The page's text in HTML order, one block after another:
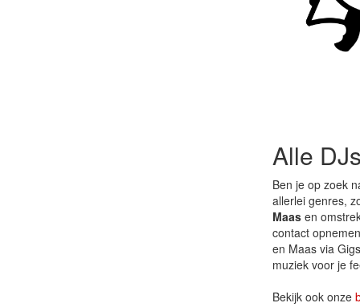
Alle
Ben je op zoek
allerlei genres,
Maas en
contact
en Maas via
muziek voor je
Bekijk ook onze